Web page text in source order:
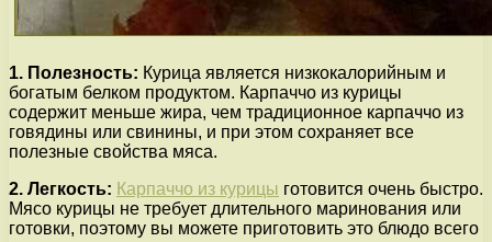
1. Полезность: Курица является низкокалорийным и
богатым белком продуктом. Карпаччо из курицы
содержит меньше жира, чем традиционное карпаччо из
говядины или свинины, и при этом сохраняет все
полезные свойства мяса.
2. Легкость: Карпаччо из курицы готовится очень быстро.
Мясо курицы не требует длительного маринования или
готовки, поэтому вы можете приготовить это блюдо всего